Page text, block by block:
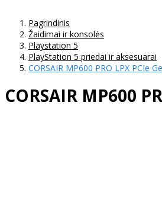
Pagrindinis
Žaidimai ir konsolės
Playstation 5
PlayStation 5 priedai ir aksesuarai
CORSAIR MP600 PRO LPX PCIe
CORSAIR MP600